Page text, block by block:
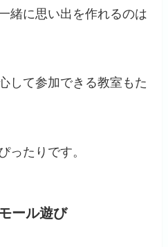
緒に思い出を作れるのは
して参加できる教室もた
ったりです。
ール遊び